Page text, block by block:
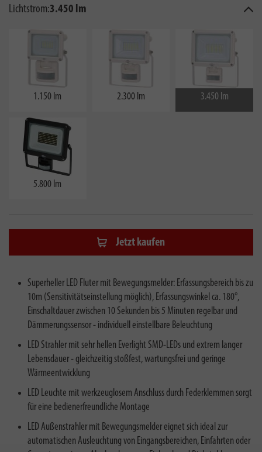
Lichtstrom:3.450 lm
1.150 lm 2.300 lm 3.450 lm
5.800 lm
Jetzt kaufen
Superheller LED Fluter mit Bewegungsmelder: Erfassungsbereich bis zu
10m (Sensitivitätseinstellung möglich), Erfassungswinkel ca. 180°,
Einschaltdauer zwischen 10 Sekunden bis 5 Minuten regelbar und
Dämmerungssensor - individuell einstellbare Beleuchtung
LED Strahler mit sehr hellen Everlight SMD-LEDs und extrem langer
Lebensdauer - gleichzeitig stoßfest, wartungsfrei und geringe
Wärmeentwicklung
LED Leuchte mit werkzeuglosem Anschluss durch Federklemmen sorgt
für eine bedienerfreundliche Montage
LED Außenstrahler mit Bewegungsmelder eignet sich ideal zur
automatischen Ausleuchtung von Eingangsbereichen, Einfahrten oder